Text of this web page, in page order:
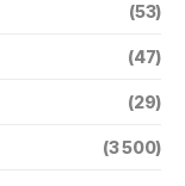
(53)
(47)
(29)
(3 500)